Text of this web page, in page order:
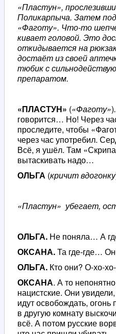
«Пластун»,
Поликарпыча. Затем
«Фаготу». Что-то
кивает головой. Это
откидывается на
достаёт из своей
тюбик с
препаратом.
«ПЛАСТУН» («Фаготу»).
говорится… Но! Через
проследите, чтобы
через час употребил.
Всё, я ушёл. Там
вытаскивать надо…
ОЛЬГА (кричит вдогонку
«Пластун» убегает,
ОЛЬГА. Не поняла… А
ОКСАНА.Та где-где…
ОЛЬГА. Кто они? О-хо-
ОКСАНА. А то
нацистские. Они
идут освобождать,
в другую комнату
всё. А потом русские